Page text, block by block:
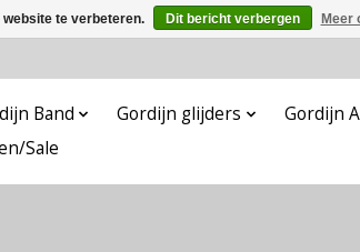
Band Gordijn glijders
Gordijn
Sale
te verbeteren. Dit bericht verbergen Meer